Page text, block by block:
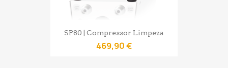
SP80 | Compressor Limpeza
469,90 €